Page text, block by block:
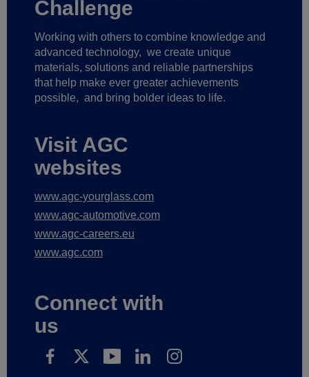
Challenge
Working with others to combine knowledge and
advanced technology, we create unique
materials, solutions and reliable partnerships
that help make ever greater achievements
possible, and bring bolder ideas to life.
Visit AGC
websites
www.agc-yourglass.com
www.agc-automotive.com
www.agc-careers.eu
www.agc.com
Connect with
us